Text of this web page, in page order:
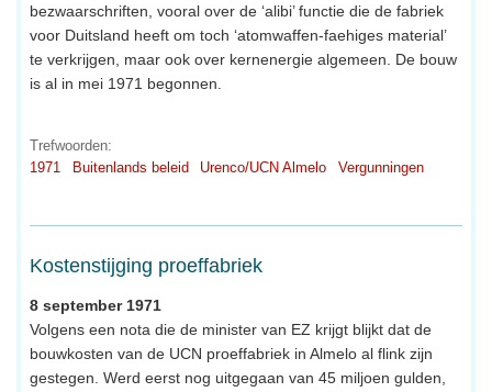
bezwaarschriften, vooral over de ‘alibi’ functie die de fabriek
voor Duitsland heeft om toch ‘atomwaffen-faehiges material’
te verkrijgen, maar ook over kernenergie algemeen. De bouw
is al in mei 1971 begonnen.
Trefwoorden:
1971
Buitenlands beleid Urenco/UCN Almelo Vergunningen
Kostenstijging proeffabriek
8 september 1971
Volgens een nota die de minister van EZ krijgt blijkt dat de
bouwkosten van de UCN proeffabriek in Almelo al flink zijn
gestegen. Werd eerst nog uitgegaan van 45 miljoen gulden,